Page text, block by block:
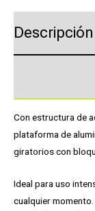
Descripción
Con estructura de
plataforma de
giratorios con
Ideal para uso
cualquier